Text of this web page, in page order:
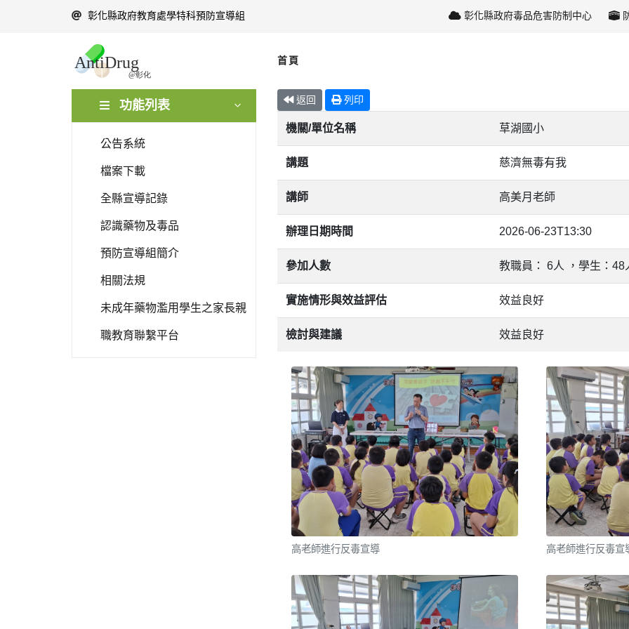
彰化縣政府教育處學特科預防宣導組 彰化縣政府毒品危害防制中心
首頁
功能列表
公告系統
檔案下載
全縣宣導記錄
認識藥物及毒品
預防宣導組簡介
相關法規
未成年藥物濫用學生之家長親
職教育聯繫平台
返回 列印
機關/單位名稱 草湖國小
講題 慈濟無毒有我
講師 高美月老師
辦理日期時間 2026-06-23T13:30
參加人數 教職員： 6人 ，學生：48
實施情形與效益評估 效益良好
檢討與建議 效益良好
高老師進行反毒宣導 高老師進行反毒宣